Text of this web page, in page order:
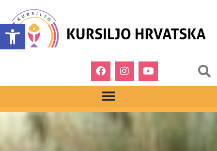
Open toolbar